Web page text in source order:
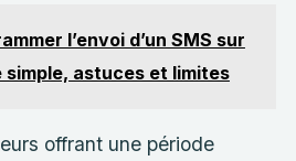
l’envoi d’un SMS sur
simple, astuces et limites
offrant une période